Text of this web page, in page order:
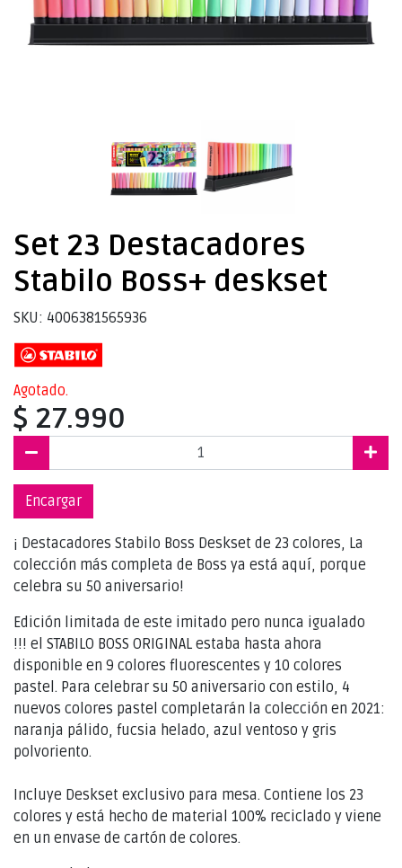
Set 23 Destacadores
Stabilo Boss+ deskset
SKU: 4006381565936
Agotado.
$ 27.990
Encargar
¡ Destacadores Stabilo Boss Deskset de 23 colores, La
colección más completa de Boss ya está aquí, porque
celebra su 50 aniversario!
Edición limitada de este imitado pero nunca igualado
!!! el STABILO BOSS ORIGINAL estaba hasta ahora
disponible en 9 colores fluorescentes y 10 colores
pastel. Para celebrar su 50 aniversario con estilo, 4
nuevos colores pastel completarán la colección en 2021:
naranja pálido, fucsia helado, azul ventoso y gris
polvoriento.
Incluye Deskset exclusivo para mesa. Contiene los 23
colores y está hecho de material 100% reciclado y viene
en un envase de cartón de colores.